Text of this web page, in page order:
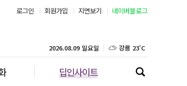
로그인 회원가입 지면보기 네이버블로그
딥인사이트
2026.08.09 일요일 강릉 23˚C
제주 27˚C